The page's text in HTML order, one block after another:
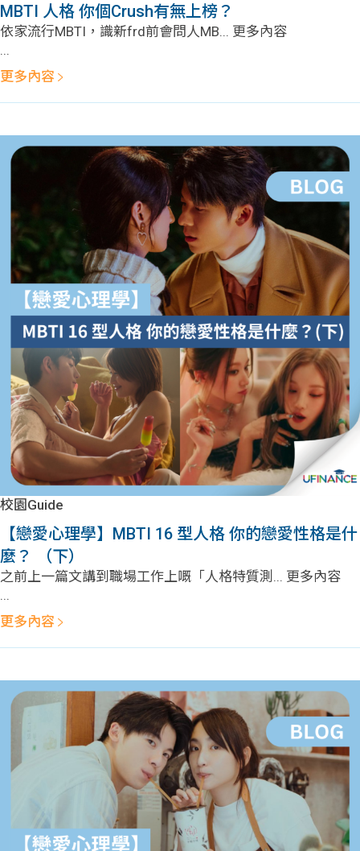
生學
款
貸款
計數
機
網上
私人
貸款
貸款
計數
機
de
han
ge
Gui
de
校園
Gui
de
理財
Gui
de
學生
貸款
101
贊助
MBTI 人格 你個Crush有無上榜？
依家流行MBTI，識新frd前會問人MB... 更多內容
...
更多內容
校園Guide
【戀愛心理學】MBTI 16 型人格 你的戀愛性格是什
麼？ （下）
之前上一篇文講到職場工作上嘅「人格特質測... 更多內容
...
更多內容